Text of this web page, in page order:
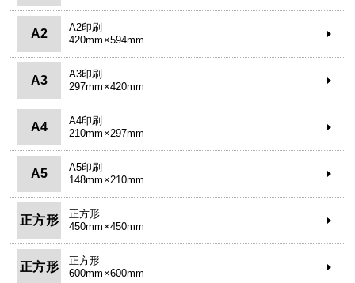
A2
A2印刷
420mm×594mm
A3
A3印刷
297mm×420mm
A4
A4印刷
210mm×297mm
A5
A5印刷
148mm×210mm
正方形
正方形
450mm×450mm
正方形
正方形
600mm×600mm